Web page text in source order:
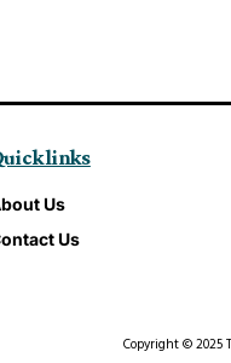
links
Us
Us
Copyright © 2025